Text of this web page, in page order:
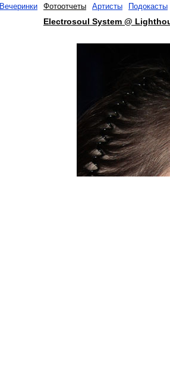
Вечеринки Фотоотчеты Артисты Подокасты
Electrosoul System @